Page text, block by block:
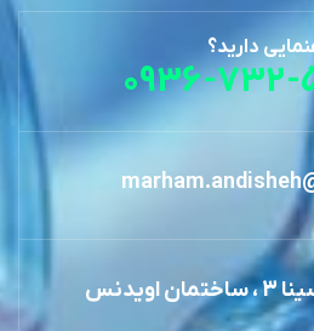
دارید؟
0936-